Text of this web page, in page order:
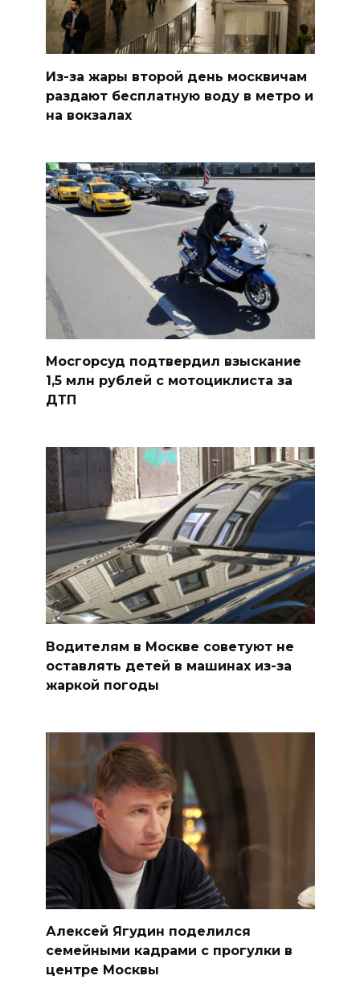
Из-за жары второй день москвичам
раздают бесплатную воду в метро и
на вокзалах
Мосгорсуд подтвердил взыскание
1,5 млн рублей с мотоциклиста за
ДТП
Водителям в Москве советуют не
оставлять детей в машинах из-за
жаркой погоды
Алексей Ягудин поделился
семейными кадрами с прогулки в
центре Москвы